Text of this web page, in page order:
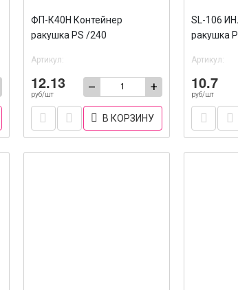
ФП-К40Н Контейнер
ракушка PS /240
Артикул:
12.13
руб/шт
– +
В КОРЗИНУ
SL-106
ракушка
Артикул:
10.7
руб/шт